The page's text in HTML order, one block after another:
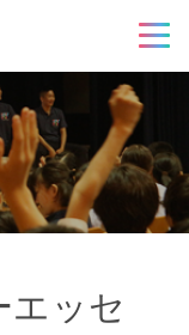
エッセ